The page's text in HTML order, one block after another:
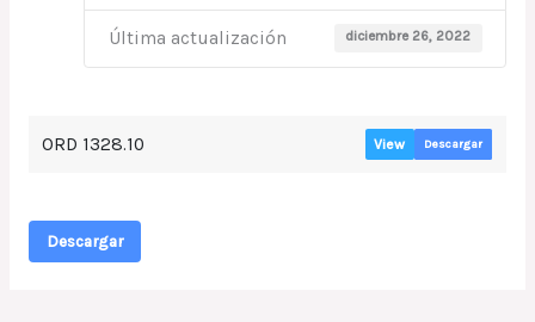
Última actualización diciembre 26, 2022
ORD 1328.10 View Descargar
Descargar